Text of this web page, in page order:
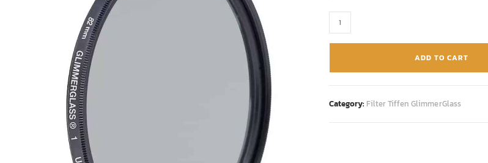
ADD TO CART
Category: Filter Tiffen GlimmerGlass